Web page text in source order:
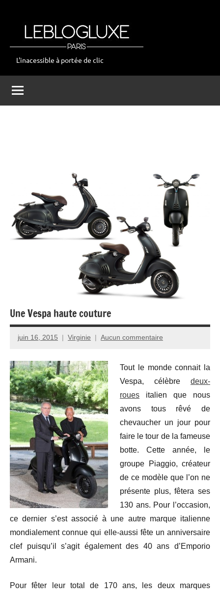
leblogluxe
L'inacessible à portée de clic
Une Vespa haute couture
juin 16, 2015 Virginie Aucun commentaire
Tout le monde connait la
Vespa, célèbre deux-
roues italien que nous
avons tous rêvé de
chevaucher un jour pour
faire le tour de la fameuse
botte. Cette année, le
groupe Piaggio, créateur
de ce modèle que l’on ne
présente plus, fêtera ses
130 ans. Pour l’occasion,
ce dernier s’est associé à une autre marque italienne
mondialement connue qui elle-aussi fête un anniversaire
clef puisqu’il s’agit également des 40 ans d’Emporio
Armani.
Pour fêter leur total de 170 ans, les deux marques